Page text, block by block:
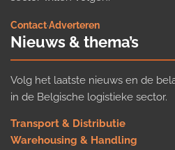
Contact·Adverteren
Nieuws & thema’s
Volg het laatste nieuws en de
in de Belgische logistieke sector.
Transport & Distributie
Warehousing & Handling